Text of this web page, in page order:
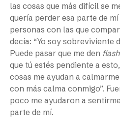
las cosas que más difícil se
quería perder esa parte de
personas con las que
decía: “Yo soy sobreviviente
Puede pasar que me den
que tú estés pendiente a
cosas me ayudan a
con más calma conmigo”.
poco me ayudaron a
parte de mí.